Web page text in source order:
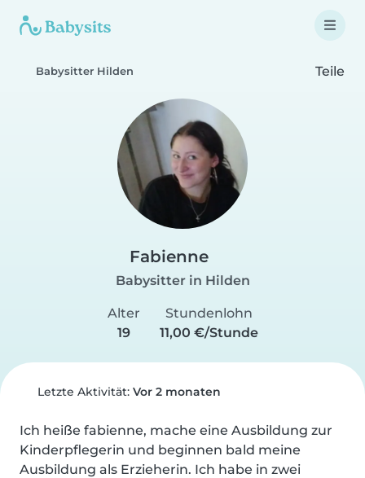
Babysitter Hilden Teile
Fabienne
Babysitter in Hilden
Alter
19
Stundenlohn
11,00 €/Stunde
Letzte Aktivität: Vor 2 monaten
Ich heiße fabienne, mache eine Ausbildung zur
Kinderpflegerin und beginnen bald meine
Ausbildung als Erzieherin. Ich habe in zwei